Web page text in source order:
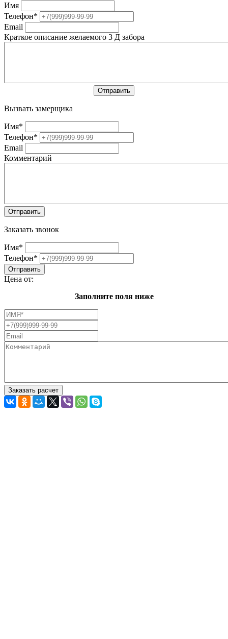
Имя
Телефон*
Email
Краткое описание желаемого 3 Д забора
Вызвать замерщика
Имя*
Телефон*
Email
Комментарий
Заказать звонок
Имя*
Телефон*
Цена от:
Заполните поля ниже